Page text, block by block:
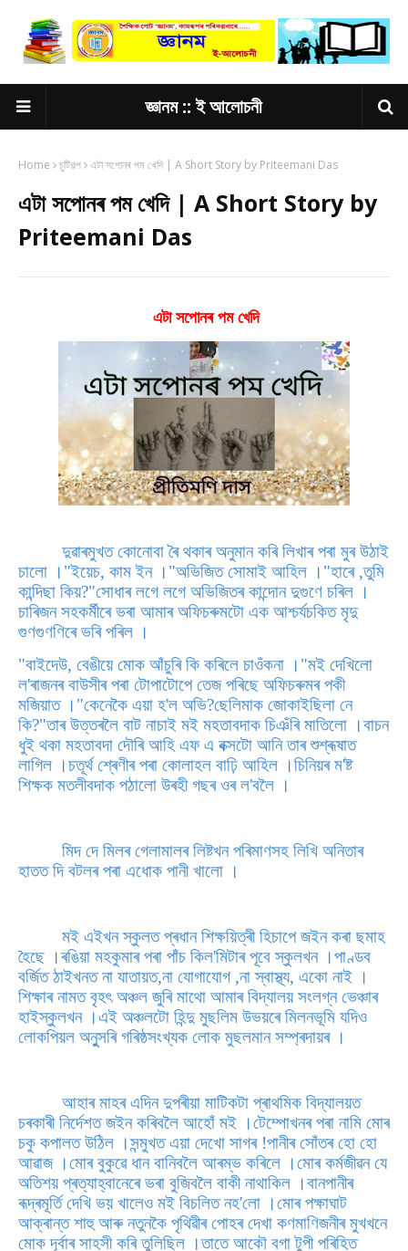
জ্ঞানম :: ই আলোচনী
Home চুটিগল্প এটা সপোনৰ পম খেদি | A Short Story by Priteemani Das
এটা সপোনৰ পম খেদি | A Short Story by
Priteemani Das
এটা সপোনৰ পম খেদি
দুৱাৰমুখত কোনোবা ৰৈ থকাৰ অনুমান কৰি লিখাৰ পৰা মুৰ উঠাই
চালো ।"ইয়েচ, কাম ইন ।"অভিজিত সোমাই আহিল ।"হাৰে ,তুমি
কান্দিছা কিয়?"সোধাৰ লগে লগে অভিজিতৰ কান্দোন দুগুণে চৰিল ।
চাৰিজন সহকৰ্মীৰে ভৰা আমাৰ অফিচৰুমটো এক আশ্চৰ্যচকিত মৃদু
গুণগুণণিৰে ভৰি পৰিল ।
"বাইদেউ, বেঙীয়ে মোক আঁচুৰি কি কৰিলে চাওঁকনা ।"মই দেখিলো
ল'ৰাজনৰ বাউসীৰ পৰা টোপাটোপে তেজ পৰিছে অফিচৰুমৰ পকী
মজিয়াত ।"কেনেকৈ এয়া হ'ল অভি?ছেলিমাক জোকাইছিলা নে
কি?"তাৰ উত্তৰলৈ বাট নাচাই মই মহতাবদাক চিঞঁৰি মাতিলো ।বাচন
ধুই থকা মহতাবদা দৌৰি আহি এফ এ বক্সটো আনি তাৰ শুশ্ৰূষাত
লাগিল ।চতূৰ্থ শ্ৰেণীৰ পৰা কোলাহল বাঢ়ি আহিল ।চিনিয়ৰ ম'ষ্ট
শিক্ষক মতলীবদাক পঠালো উৰহী গছৰ ওৰ ল'বলৈ ।
মিদ দে মিলৰ গেলামালৰ লিষ্টখন পৰিমাণসহ লিখি অনিতাৰ
হাতত দি বটলৰ পৰা এধোক পানী খালো ।
মই এইখন স্কুলত প্ৰধান শিক্ষয়িত্ৰী হিচাপে জইন কৰা ছমাহ
হৈছে ।ৰঙিয়া মহকুমাৰ পৰা পাঁচ কিল'মিটাৰ পূবে স্কুলখন ।পাণ্ডব
বৰ্জিত ঠাইখনত না যাতায়ত,না যোগাযোগ ,না স্বাস্থ্য, একো নাই ।
শিক্ষাৰ নামত বৃহৎ অঞ্চল জুৰি মাথো আমাৰ বিদ্যালয় সংলগ্ন ভেঞ্চাৰ
হাইস্কুলখন ।এই অঞ্চলটো হিন্দু মুছলিম উভয়ৰে মিলনভূমি যদিও
লোকপিয়ল অনুুসৰি গৰিষ্ঠসংখ্যক লোক মুছলমান সম্প্ৰদায়ৰ ।
আহাৰ মাহৰ এদিন দুপৰীয়া মাটিকটা প্ৰাথমিক বিদ্যালয়ত
চৰকাৰী নিৰ্দেশত জইন কৰিবলৈ আহোঁ মই ।টেম্পোখনৰ পৰা নামি মোৰ
চকু কপালত উঠিল ।সন্মুখত এয়া দেখো সাগৰ !পানীৰ সোঁতৰ হো হো
আৱাজ ।মোৰ বুকুৱে ধান বানিবলৈ আৰম্ভ কৰিলে ।মোৰ কৰ্মজীৱন যে
অতিশয় প্ৰত্যাহ্বানেৰে ভৰা বুজিবলৈ বাকী নাথাকিল ।বানপানীৰ
ৰূদ্ৰমূৰ্তি দেখি ভয় খালেও মই বিচলিত নহ'লো ।মোৰ পক্ষাঘাট
আক্ৰান্ত শাহু আৰু নতুনকৈ পৃথিৱীৰ পোহৰ দেখা কণমাণিজনীৰ মুখখনে
মোক দূৰ্বাৰ সাহসী কৰি তুলিছিল ।তাতে আকৌ বগা টুপী পৰিহিত